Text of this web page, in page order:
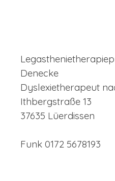
Denecke
Dyslexietherapeut
Ithbergstraße 13
37635 Lüerdissen
Funk 0172 5678193